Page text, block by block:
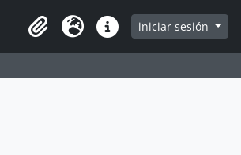
Clipboard
Idioma Enlaces rápidos
iniciar sesión